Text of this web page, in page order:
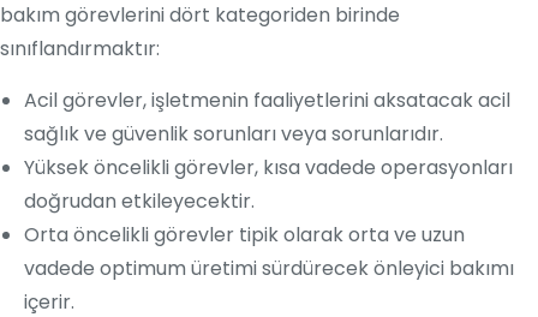
bakım görevlerini dört kategoriden birinde
sınıflandırmaktır:
Acil görevler, işletmenin faaliyetlerini aksatacak acil
sağlık ve güvenlik sorunları veya sorunlarıdır.
Yüksek öncelikli görevler, kısa vadede operasyonları
doğrudan etkileyecektir.
Orta öncelikli görevler tipik olarak orta ve uzun
vadede optimum üretimi sürdürecek önleyici bakımı
içerir.